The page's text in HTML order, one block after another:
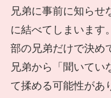
兄弟に事前に知らせ
に結べてしまいます
部の兄弟だけで決め
兄弟から「聞いてい
て揉める可能性があ